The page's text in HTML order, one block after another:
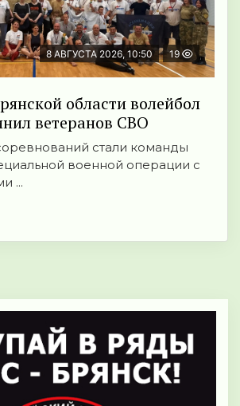
8 АВГУСТА 2026, 10:50 19
области волейбол
ветеранов СВО
стали команды
военной операции с
...